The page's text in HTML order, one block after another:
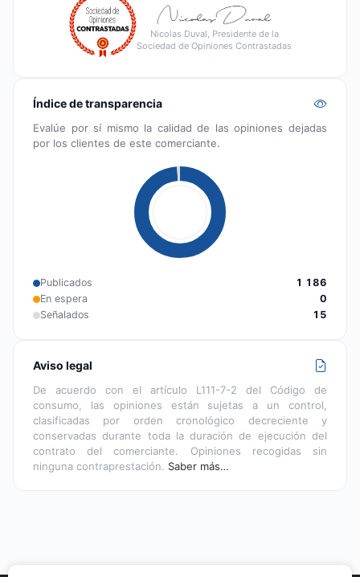
Nicolas Duval, Presidente de la
Sociedad de Opiniones Contrastadas
Índice de transparencia
Evalúe por sí mismo la calidad de las opiniones dejadas
por los clientes de este comerciante.
Publicados
1 186
En espera
0
Señalados
15
Aviso legal
De acuerdo con el artículo L111-7-2 del Código de
consumo, las opiniones están sujetas a un control,
clasificadas por orden cronológico decreciente y
conservadas durante toda la duración de ejecución del
contrato del comerciante. Opiniones recogidas sin
ninguna contraprestación. Saber más…